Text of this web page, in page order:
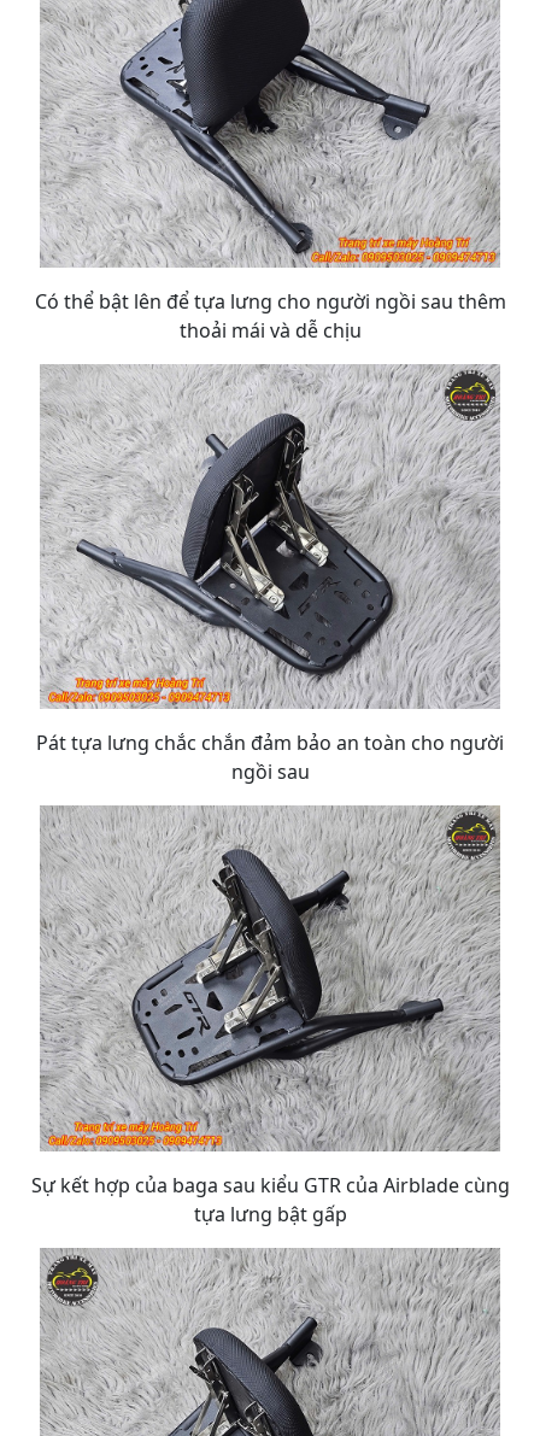
Có thể bật lên để tựa lưng cho người ngồi sau thêm
thoải mái và dễ chịu
Pát tựa lưng chắc chắn đảm bảo an toàn cho người
ngồi sau
Sự kết hợp của baga sau kiểu GTR của Airblade cùng
tựa lưng bật gấp